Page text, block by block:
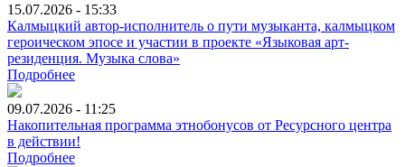
15.07.2026 - 15:33
Калмыцкий автор-исполнитель о пути музыканта, калмыцком
героическом эпосе и участии в проекте «Языковая арт-
резиденция. Музыка слова»
Подробнее
09.07.2026 - 11:25
Накопительная программа этнобонусов от Ресурсного центра
в действии!
Подробнее